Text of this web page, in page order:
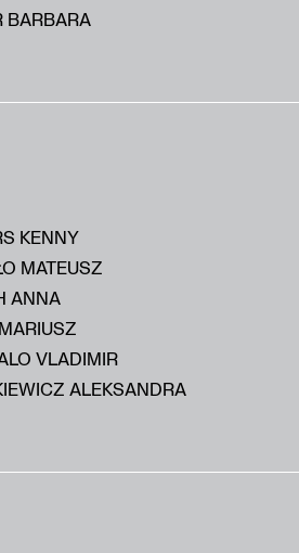
BARBARA
KENNY
MATEUSZ
ANNA
VLADIMIR
ALEKSANDRA